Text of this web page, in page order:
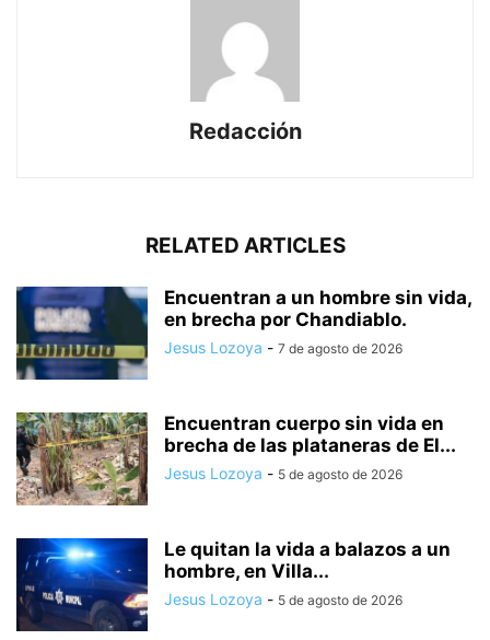
Redacción
RELATED ARTICLES
Encuentran a un hombre sin vida,
en brecha por Chandiablo.
Jesus Lozoya - 7 de agosto de 2026
Encuentran cuerpo sin vida en
brecha de las plataneras de El...
Jesus Lozoya - 5 de agosto de 2026
Le quitan la vida a balazos a un
hombre, en Villa...
Jesus Lozoya - 5 de agosto de 2026